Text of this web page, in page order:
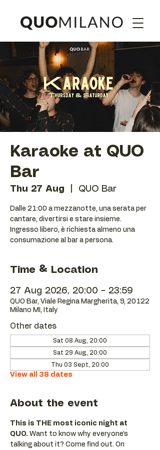
Karaoke at QUO
Bar
Thu 27 Aug QUO Bar
Dalle 21:00 a mezzanotte, una serata per
cantare, divertirsi e stare insieme.
Ingresso libero, è richiesta almeno una
consumazione al bar a persona.
Time & Location
27 Aug 2026, 20:00 – 23:59
QUO Bar, Viale Regina Margherita, 9, 20122
Milano MI, Italy
Other dates
Sat 08 Aug, 20:00
Sat 29 Aug, 20:00
Thu 03 Sept, 20:00
View all 38 dates
About the event
This is THE most iconic night at
QUO. Want to know why everyone’s
talking about it? Come find out. On